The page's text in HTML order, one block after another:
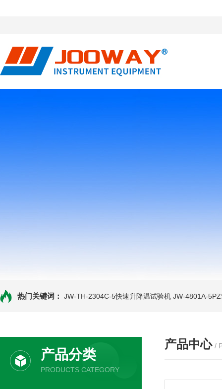
热门关键词： JW-TH-2304C-5快速升降温试验机 JW-4801A-
产品分类
PRODUCTS CATEGORY
产品中心 /